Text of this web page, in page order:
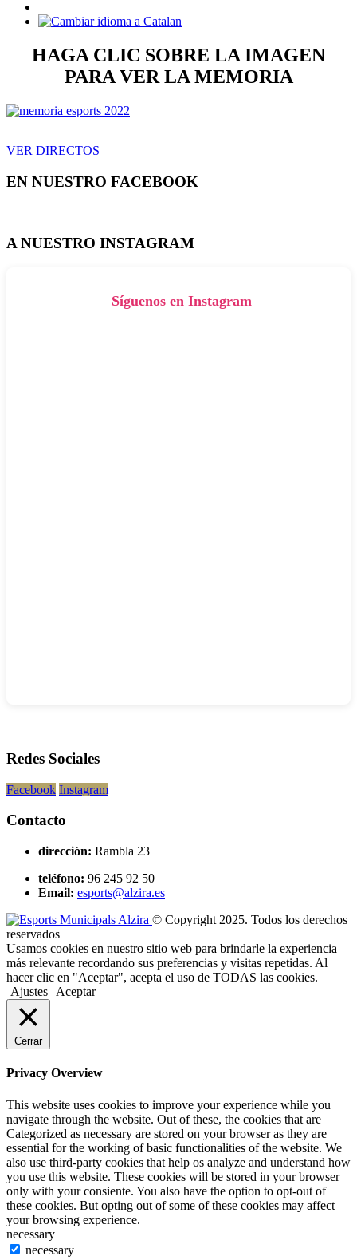
HAGA CLIC SOBRE LA IMAGEN
PARA VER LA MEMORIA
VER DIRECTOS
EN NUESTRO FACEBOOK
A NUESTRO INSTAGRAM
Síguenos en Instagram
Redes Sociales
Facebook Instagram
Contacto
dirección: Rambla 23
teléfono: 96 245 92 50
Email: esports@alzira.es
© Copyright 2025. Todos los derechos
reservados
Usamos cookies en nuestro sitio web para brindarle la experiencia
más relevante recordando sus preferencias y visitas repetidas. Al
hacer clic en "Aceptar", acepta el uso de TODAS las cookies.
Ajustes
Aceptar
Cerrar
Privacy Overview
This website uses cookies to improve your experience while you
navigate through the website. Out of these, the cookies that are
Categorized as necessary are stored on your browser as they are
essential for the working of basic functionalities of the website. We
also use third-party cookies that help os analyze and understand how
you use this website. These cookies will be stored in your browser
only with your consiente. You also have the option to opt-out of
these cookies. But opting out of some of these cookies may affect
your browsing experience.
necessary
necessary